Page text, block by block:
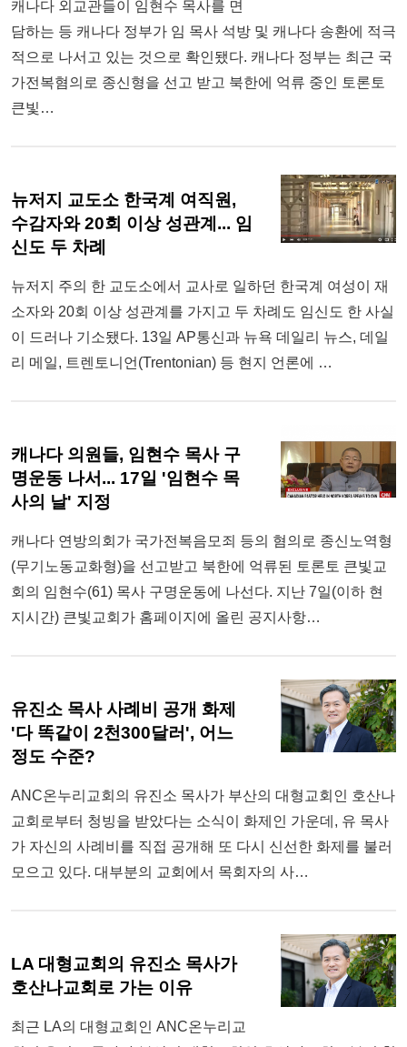
캐나다 외교관들이 임현수 목사를 면
담하는 등 캐나다 정부가 임 목사 석방 및 캐나다 송환에 적극
적으로 나서고 있는 것으로 확인됐다. 캐나다 정부는 최근 국
가전복혐의로 종신형을 선고 받고 북한에 억류 중인 토론토
큰빛…
뉴저지 교도소 한국계 여직원,
수감자와 20회 이상 성관계... 임
신도 두 차례
뉴저지 주의 한 교도소에서 교사로 일하던 한국계 여성이 재
소자와 20회 이상 성관계를 가지고 두 차례도 임신도 한 사실
이 드러나 기소됐다. 13일 AP통신과 뉴욕 데일리 뉴스, 데일
리 메일, 트렌토니언(Trentonian) 등 현지 언론에 …
캐나다 의원들, 임현수 목사 구
명운동 나서... 17일 '임현수 목
사의 날' 지정
캐나다 연방의회가 국가전복음모죄 등의 혐의로 종신노역형
(무기노동교화형)을 선고받고 북한에 억류된 토론토 큰빛교
회의 임현수(61) 목사 구명운동에 나선다. 지난 7일(이하 현
지시간) 큰빛교회가 홈페이지에 올린 공지사항…
유진소 목사 사례비 공개 화제
'다 똑같이 2천300달러', 어느
정도 수준?
ANC온누리교회의 유진소 목사가 부산의 대형교회인 호산나
교회로부터 청빙을 받았다는 소식이 화제인 가운데, 유 목사
가 자신의 사례비를 직접 공개해 또 다시 신선한 화제를 불러
모으고 있다. 대부분의 교회에서 목회자의 사…
LA 대형교회의 유진소 목사가
호산나교회로 가는 이유
최근 LA의 대형교회인 ANC온누리교